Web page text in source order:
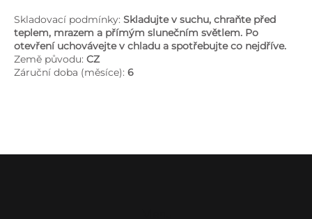
Skladovací podmínky: Skladujte v suchu, chraňte před
teplem, mrazem a přímým slunečním světlem. Po
otevření uchovávejte v chladu a spotřebujte co nejdříve.
Země původu: CZ
Záruční doba (měsíce): 6